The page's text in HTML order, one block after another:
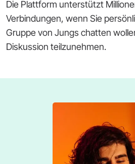
Die Plattform unterstützt
Verbindungen, wenn Sie
Gruppe von Jungs chatten
Diskussion teilzunehmen.